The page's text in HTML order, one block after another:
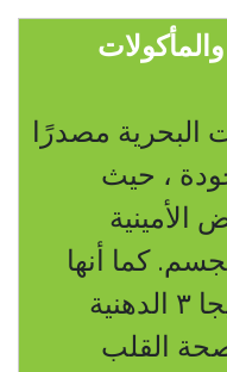
البحرية مصدرًا
، حيث
الأمينية
كما أنها
٣ الدهنية
القلب